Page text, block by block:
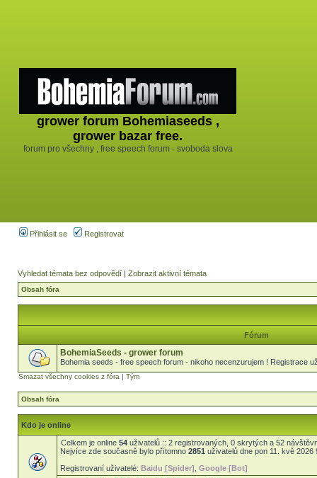
grower forum Bohemiaseeds ,
grower bazar free.
forum pro všechny , free speech forum - svoboda slova
Přihlásit se Registrovat
Vyhledat témata bez odpovědí | Zobrazit aktivní témata
Obsah fóra
Fórum
BohemiaSeeds - grower forum
Bohemia seeds - free speech forum - nikoho necenzurujem ! Registrace
Smazat všechny cookies z fóra | Tým
Obsah fóra
Kdo je online
Celkem je online 54 uživatelů :: 2 registrovaných, 0 skrytých a 52
Nejvíce zde současně bylo přítomno 2851 uživatelů dne pon 11. kvě 2026
Registrovaní uživatelé: Baidu [Spider] Google [Bot]